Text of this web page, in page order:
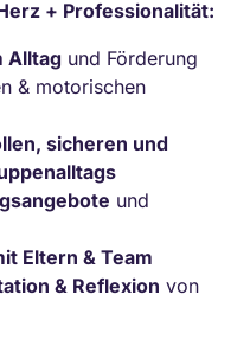
+ Professionalität:
Alltag und Förderung
& motorischen
sicheren und
und
Eltern & Team
& Reflexion von